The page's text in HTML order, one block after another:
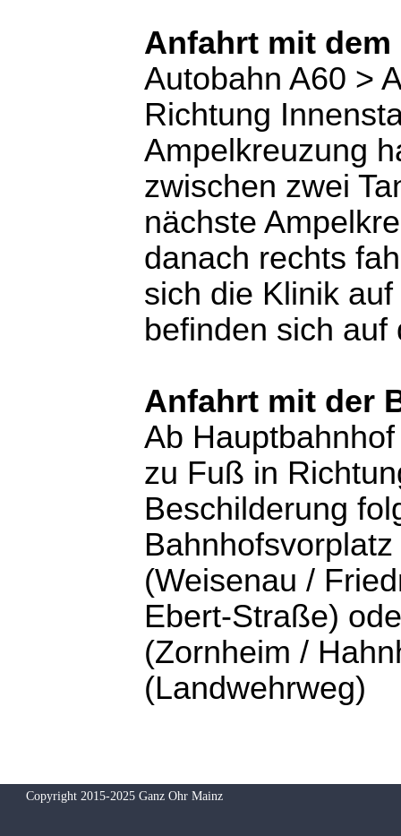
Anfahrt mit dem
Autobahn A60 >
Richtung
Ampelkreuzung
zwischen zwei
nächste
danach rechts
sich die Klinik
befinden sich
Anfahrt mit der
Ab
zu Fuß in
Beschilderung
(Weisenau /
Ebert-Straße)
(Zornheim /
(Landwehrweg)
Copyright 2015-2025 Ganz Ohr Mainz